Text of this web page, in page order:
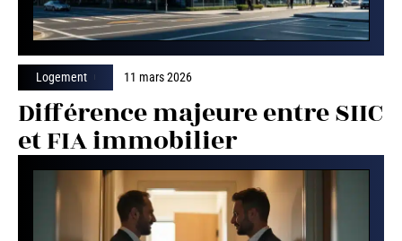
Logement 11 mars 2026
Différence majeure entre SIIC
et FIA immobilier